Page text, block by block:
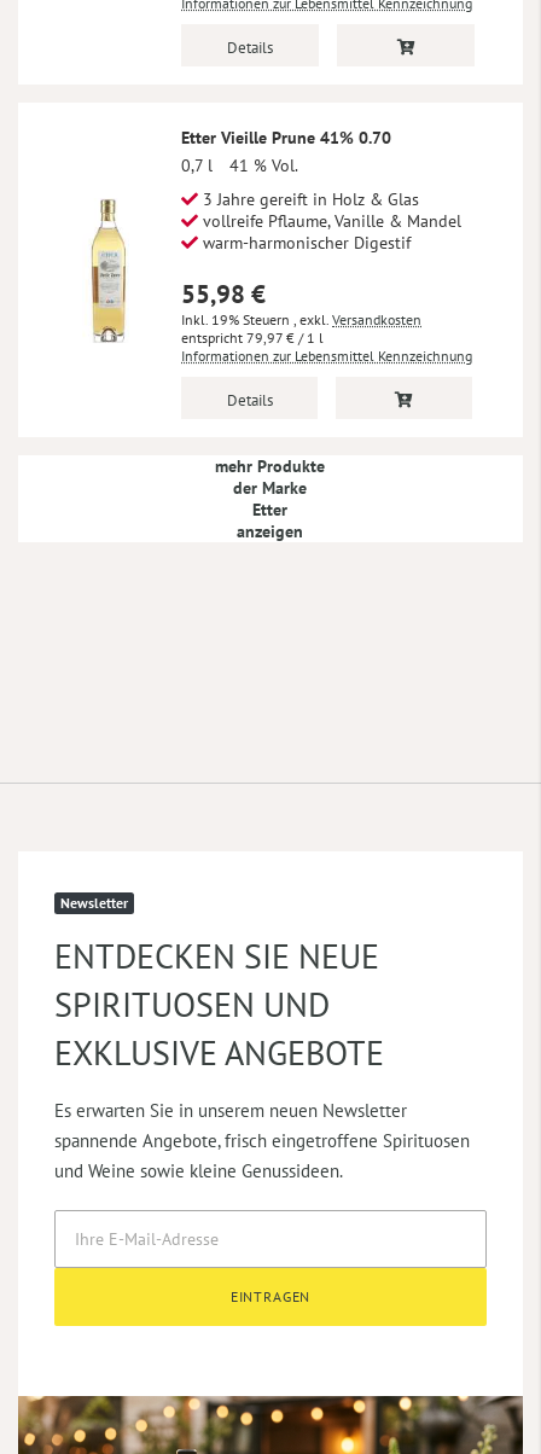
Details
Etter Vieille Prune 41% 0.70
0,7 l
41 % Vol.
3 Jahre gereift in Holz & Glas
vollreife Pflaume, Vanille & Mandel
warm-harmonischer Digestif
55,98 €
Inkl. 19% Steuern , exkl. Versandkosten
79,97 € / 1 l
Informationen zur Lebensmittel Kennzeichnung
Details
mehr Produkte
der Marke
Etter
anzeigen
Newsletter
ENTDECKEN SIE NEUE
SPIRITUOSEN UND
EXKLUSIVE ANGEBOTE
Es erwarten Sie in unserem neuen Newsletter
spannende Angebote, frisch eingetroffene Spirituosen
und Weine sowie kleine Genussideen.
EINTRAGEN